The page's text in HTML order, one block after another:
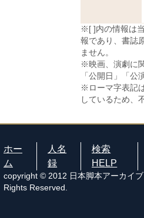
※[ ]内の情報は
報であり、書誌
ません。
※映画、演劇に
「公開日」「公
※ローマ字表記
しているため、
ホー
ム
人名
録
検索
HELP
copyright © 2012 日本脚本アーカイブ
Rights Reserved.